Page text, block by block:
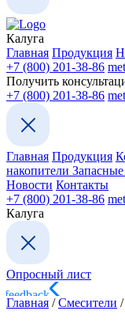
Калуга
Главная Продукция
+7 (800) 201-38-86
Получить
+7 (800) 201-38-86
Главная Продукция
накопители
Новости Контакты
+7 (800) 201-38-86
Калуга
Опросный лист
Главная /Смесители /